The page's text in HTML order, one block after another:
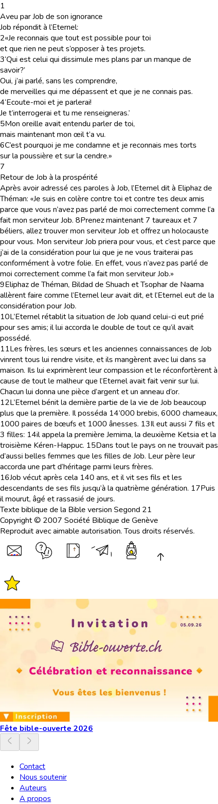
1
Aveu par Job de son ignorance
Job répondit à l’Eternel:
2«Je reconnais que tout est possible pour toi
et que rien ne peut s’opposer à tes projets.
3‘Qui est celui qui dissimule mes plans par un manque de
savoir?’
Oui, j’ai parlé, sans les comprendre,
de merveilles qui me dépassent et que je ne connais pas.
4‘Ecoute-moi et je parlerai!
Je t’interrogerai et tu me renseigneras.’
5Mon oreille avait entendu parler de toi,
mais maintenant mon œil t’a vu.
6C’est pourquoi je me condamne et je reconnais mes torts
sur la poussière et sur la cendre.»
7
Retour de Job à la prospérité
Après avoir adressé ces paroles à Job, l’Eternel dit à Eliphaz de
Théman: «Je suis en colère contre toi et contre tes deux amis
parce que vous n’avez pas parlé de moi correctement comme l’a
fait mon serviteur Job. 8Prenez maintenant 7 taureaux et 7
béliers, allez trouver mon serviteur Job et offrez un holocauste
pour vous. Mon serviteur Job priera pour vous, et c’est parce que
j’ai de la considération pour lui que je ne vous traiterai pas
conformément à votre folie. En effet, vous n’avez pas parlé de
moi correctement comme l’a fait mon serviteur Job.»
9Eliphaz de Théman, Bildad de Shuach et Tsophar de Naama
allèrent faire comme l’Eternel leur avait dit, et l’Eternel eut de la
considération pour Job.
10L’Eternel rétablit la situation de Job quand celui-ci eut prié
pour ses amis; il lui accorda le double de tout ce qu’il avait
possédé.
11Les frères, les sœurs et les anciennes connaissances de Job
vinrent tous lui rendre visite, et ils mangèrent avec lui dans sa
maison. Ils lui exprimèrent leur compassion et le réconfortèrent à
cause de tout le malheur que l’Eternel avait fait venir sur lui.
Chacun lui donna une pièce d’argent et un anneau d’or.
12L’Eternel bénit la dernière partie de la vie de Job beaucoup
plus que la première. Il posséda 14’000 brebis, 6000 chameaux,
1000 paires de bœufs et 1000 ânesses. 13Il eut aussi 7 fils et
3 filles: 14il appela la première Jemima, la deuxième Ketsia et la
troisième Kéren-Happuc. 15Dans tout le pays on ne trouvait pas
d’aussi belles femmes que les filles de Job. Leur père leur
accorda une part d’héritage parmi leurs frères.
16Job vécut après cela 140 ans, et il vit ses fils et les
descendants de ses fils jusqu’à la quatrième génération. 17Puis
il mourut, âgé et rassasié de jours.
Texte biblique de la Bible version Segond 21
Copyright © 2007 Société Biblique de Genève
Reproduit avec aimable autorisation. Tous droits réservés.
Fête bible-ouverte 2026
Contact
Nous soutenir
Auteurs
A propos